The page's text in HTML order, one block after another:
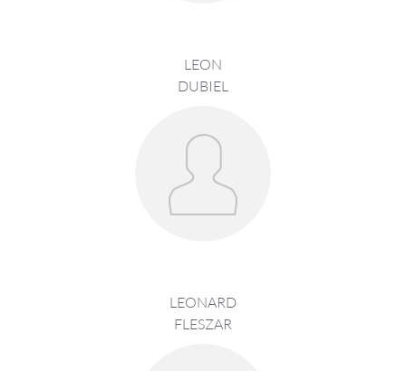
LEON
DUBIEL
LEONARD
FLESZAR